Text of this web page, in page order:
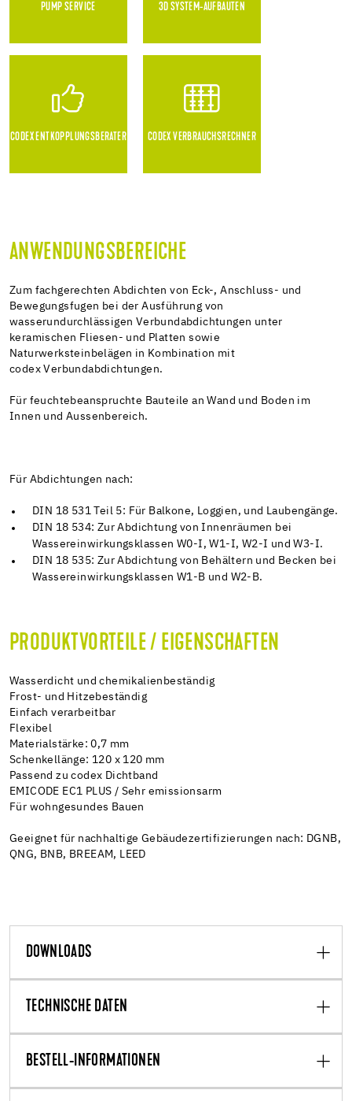
PUMP SERVICE 3D SYSTEM-AUFBAUTEN
CODEX ENTKOPPLUNGSBERATER CODEX VERBRAUCHSRECHNER
ANWENDUNGSBEREICHE
Zum fachgerechten Abdichten von Eck-, Anschluss- und
Bewegungsfugen bei der Ausführung von
wasserundurchlässigen Verbundabdichtungen unter
keramischen Fliesen- und Platten sowie
Naturwerksteinbelägen in Kombination mit
codex Verbundabdichtungen.
Für feuchtebeanspruchte Bauteile an Wand und Boden im
Innen und Aussenbereich.
Für Abdichtungen nach:
DIN 18 531 Teil 5: Für Balkone, Loggien, und Laubengänge.
DIN 18 534: Zur Abdichtung von Innenräumen bei
Wassereinwirkungsklassen W0-I, W1-I, W2-I und W3-I.
DIN 18 535: Zur Abdichtung von Behältern und Becken bei
Wassereinwirkungsklassen W1-B und W2-B.
PRODUKTVORTEILE / EIGENSCHAFTEN
Wasserdicht und chemikalienbeständig
Frost- und Hitzebeständig
Einfach verarbeitbar
Flexibel
Materialstärke: 0,7 mm
Schenkellänge: 120 x 120 mm
Passend zu codex Dichtband
EMICODE EC1 PLUS / Sehr emissionsarm
Für wohngesundes Bauen
Geeignet für nachhaltige Gebäudezertifizierungen nach: DGNB,
QNG, BNB, BREEAM, LEED
DOWNLOADS
TECHNISCHE DATEN
BESTELL-INFORMATIONEN